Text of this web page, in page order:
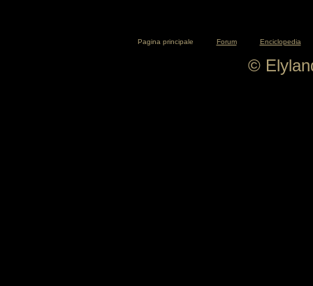
Pagina principale Forum Enciclopedia
©